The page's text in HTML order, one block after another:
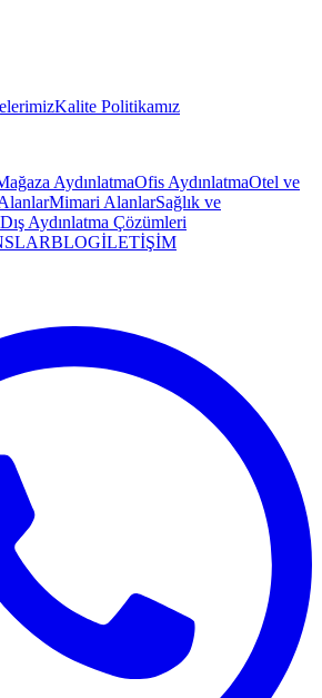
Kalite Politikamız
AydınlatmaOfis AydınlatmaOtel ve
Mimari AlanlarSağlık ve
Dış Aydınlatma Çözümleri
BLOGİLETİŞİM